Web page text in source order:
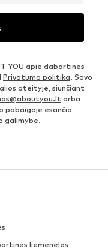
YOU apie dabartines
Privatumo politika. Savo
ateityje, siunčiant
arba
pabaigoje esančia
galimybe.
liemenėlės